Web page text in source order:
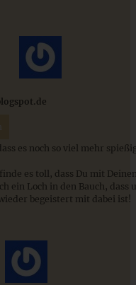
und köstlich’
es noch so viel mehr
es toll, dass Du mit
ein Loch in den Bauch, dass
begeistert mit dabei ist!